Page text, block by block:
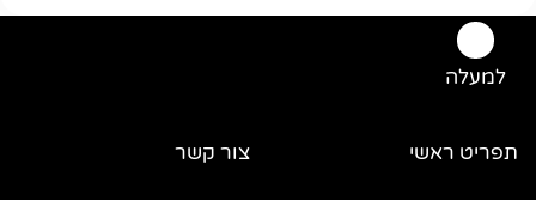
תפריט ראשי צור קשר